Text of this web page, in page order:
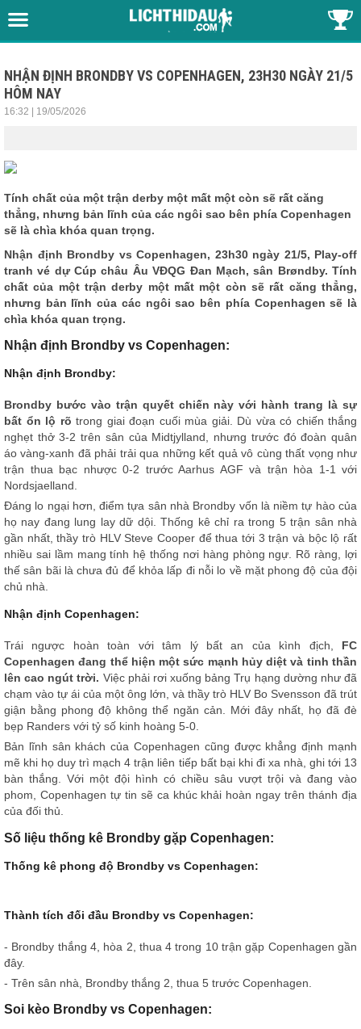
NHẬN ĐỊNH BRONDBY VS COPENHAGEN, 23H30 NGÀY 21/5
HÔM NAY
16:32 | 19/05/2026
Tính chất của một trận derby một mất một còn sẽ rất căng
thẳng, nhưng bản lĩnh của các ngôi sao bên phía Copenhagen
sẽ là chìa khóa quan trọng.
Nhận định Brondby vs Copenhagen, 23h30 ngày 21/5, Play-off
tranh vé dự Cúp châu Âu VĐQG Đan Mạch, sân Brøndby. Tính
chất của một trận derby một mất một còn sẽ rất căng thẳng,
nhưng bản lĩnh của các ngôi sao bên phía Copenhagen sẽ là
chìa khóa quan trọng.
Nhận định Brondby vs Copenhagen:
Nhận định Brondby:
Brondby bước vào trận quyết chiến này với hành trang là sự
bất ổn lộ rõ trong giai đoạn cuối mùa giải. Dù vừa có chiến thắng
nghẹt thở 3-2 trên sân của Midtjylland, nhưng trước đó đoàn quân
áo vàng-xanh đã phải trải qua những kết quả vô cùng thất vọng như
trận thua bạc nhược 0-2 trước Aarhus AGF và trận hòa 1-1 với
Nordsjaelland.
Đáng lo ngại hơn, điểm tựa sân nhà Brondby vốn là niềm tự hào của
họ nay đang lung lay dữ dội. Thống kê chỉ ra trong 5 trận sân nhà
gần nhất, thầy trò HLV Steve Cooper để thua tới 3 trận và bộc lộ rất
nhiều sai lầm mang tính hệ thống nơi hàng phòng ngự. Rõ ràng, lợi
thế sân bãi là chưa đủ để khỏa lấp đi nỗi lo về mặt phong độ của đội
chủ nhà.
Nhận định Copenhagen:
Trái ngược hoàn toàn với tâm lý bất an của kình địch, FC
Copenhagen đang thể hiện một sức mạnh hủy diệt và tinh thần
lên cao ngút trời. Việc phải rơi xuống bảng Trụ hạng dường như đã
chạm vào tự ái của một ông lớn, và thầy trò HLV Bo Svensson đã trút
giận bằng phong độ không thể ngăn cản. Mới đây nhất, họ đã đè
bẹp Randers với tỷ số kinh hoàng 5-0.
Bản lĩnh sân khách của Copenhagen cũng được khẳng định mạnh
mẽ khi họ duy trì mạch 4 trận liên tiếp bất bại khi đi xa nhà, ghi tới 13
bàn thắng. Với một đội hình có chiều sâu vượt trội và đang vào
phom, Copenhagen tự tin sẽ ca khúc khải hoàn ngay trên thánh địa
của đối thủ.
Số liệu thống kê Brondby gặp Copenhagen:
Thống kê phong độ Brondby vs Copenhagen:
Thành tích đối đầu Brondby vs Copenhagen:
- Brondby thắng 4, hòa 2, thua 4 trong 10 trận gặp Copenhagen gần
đây.
- Trên sân nhà, Brondby thắng 2, thua 5 trước Copenhagen.
Soi kèo Brondby vs Copenhagen: